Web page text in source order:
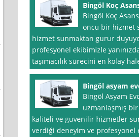
Bingöl Koç
Bingöl Koç
öncü bir hizmet
hizmet sunmaktan gurur
profesyonel ekibimizle
taşımacılık sürecini en kolay
Bingöl asyam
Bingöl Asyam
uzmanlaşmış
kaliteli ve güvenilir hizmetler
verdiği deneyim ve